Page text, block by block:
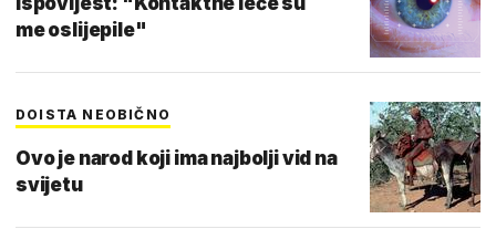
me oslijepile"
DOISTA NEOBIČNO
Ovo je narod koji ima najbolji vid na
svijetu